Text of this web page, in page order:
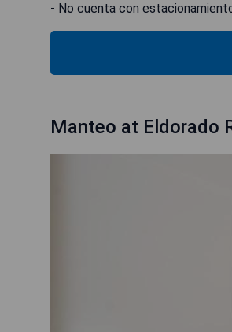
- No cuenta con
Manteo at Eldorado